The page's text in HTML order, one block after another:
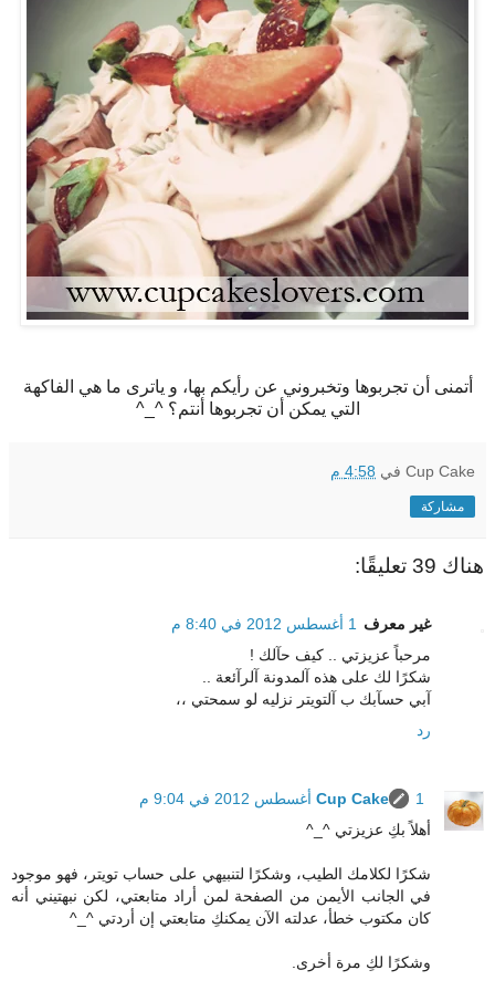
أتمنى أن تجربوها وتخبروني عن رأيكم بها، و ياترى ما هي الفاكهة
التي يمكن أن تجربوها أنتم؟ ^_^
Cup Cake في 4:58 م
مشاركة
هناك 39 تعليقًا:
غير معرف
1 أغسطس 2012 في 8:40 م
مرحباً عزيزتي .. كيف حآلك !
شكرًا لك على هذه آلمدونة آلرآئعة ..
آبي حسآبك ب آلتويتر نزليه لو سمحتي ،،
رد
Cup Cake
1 أغسطس 2012 في 9:04 م
أهلاً بكِ عزيزتي ^_^
شكرًا لكلامك الطيب، وشكرًا لتنبيهي على حساب تويتر، فهو موجود
في الجانب الأيمن من الصفحة لمن أراد متابعتي، لكن نبهتيني أنه
كان مكتوب خطأ، عدلته الآن يمكنكِ متابعتي إن أردتي ^_^
وشكرًا لكِ مرة أخرى.